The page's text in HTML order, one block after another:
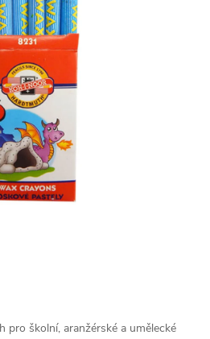
pro školní, aranžérské a umělecké